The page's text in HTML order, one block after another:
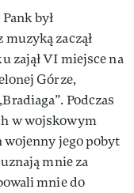
był
zaczął
zajął VI miejsce na
Górze,
Podczas
w wojskowym
wojenny jego pobyt
mnie za
mnie do